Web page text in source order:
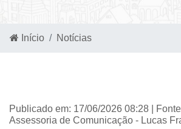
Início Notícias
Publicado em: 17/06/2026 08:28 |
Assessoria de Comunicação - Lucas